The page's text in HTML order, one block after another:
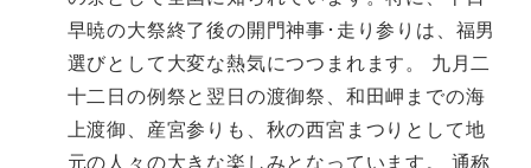
早暁の大祭終了後の開門神事･走り参りは、福男
選びとして大変な熱気につつまれます。 九月二
十二日の例祭と翌日の渡御祭、和田岬までの海
上渡御、産宮参りも、秋の西宮まつりとして地
元の人々の大きな楽しみとなっています。 通称